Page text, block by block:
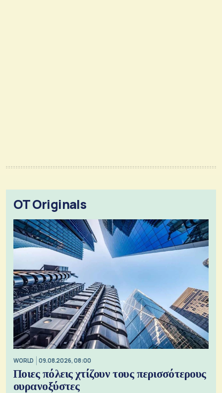
OT Originals
WORLD 09.08.2026, 08:00
Ποιες πόλεις χτίζουν τους περισσότερους
ουρανοξύστες